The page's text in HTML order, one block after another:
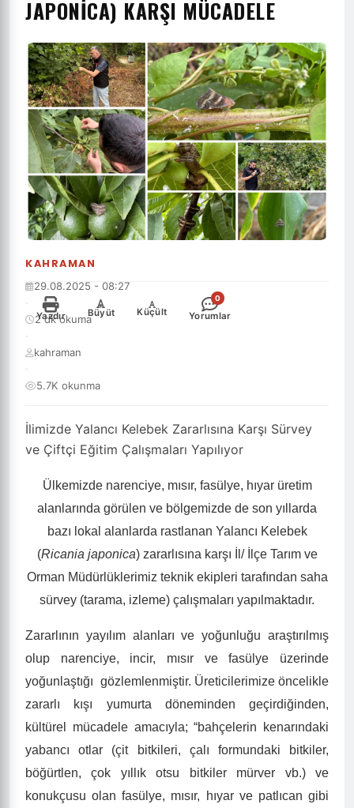
KAHRAMAN
JAPONICA) KARŞI MÜCADELE
İlimizde Yalancı Kelebek Zararlısına Karşı Sürvey
ve Çiftçi Eğitim Çalışmaları Yapılıyor
29.08.2025 - 08:27
·
2 dk okuma
·
kahraman
·
5.7K okunma
Yazdır
+
Büyüt
-
Küçült
0
Yorumlar
Ülkemizde narenciye, mısır, fasülye, hıyar üretim
alanlarında görülen ve bölgemizde de son yıllarda
bazı lokal alanlarda rastlanan Yalancı Kelebek
(Ricania japonica) zararlısına karşı İl/ İlçe Tarım ve
Orman Müdürlüklerimiz teknik ekipleri tarafından saha
sürvey (tarama, izleme) çalışmaları yapılmaktadır.
Zararlının yayılım alanları ve yoğunluğu araştırılmış
olup narenciye, incir, mısır ve fasülye üzerinde
yoğunlaştığı gözlemlenmiştir. Üreticilerimize öncelikle
zararlı kışı yumurta döneminden geçirdiğinden,
kültürel mücadele amacıyla; “bahçelerin kenarındaki
yabancı otlar (çit bitkileri, çalı formundaki bitkiler,
böğürtlen, çok yıllık otsu bitkiler mürver vb.) ve
konukçusu olan fasülye, mısır, hıyar ve patlıcan gibi